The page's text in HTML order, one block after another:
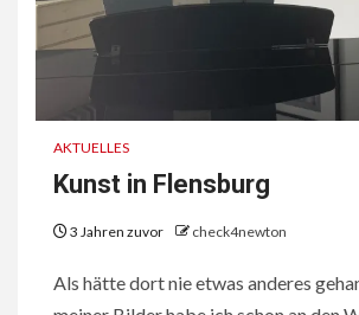
AKTUELLES
Kunst in Flensburg
3 Jahren zuvor check4newton
Als hätte dort nie etwas anderes